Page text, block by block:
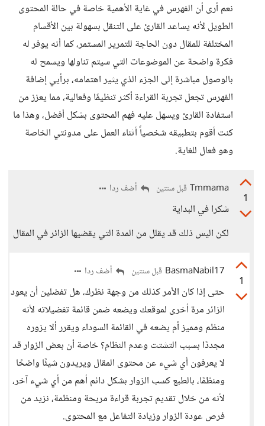
نعم أرى أن الفهرس في غاية الأهمية خاصة في حالة المحتوى
الطويل لأنه يساعد القارئ على التنقل بسهولة بين الأقسام
المختلفة للمقال دون الحاجة للتمرير المستمر، كما أنه يوفر له
فكرة واضحة عن الموضوعات التي سيتم تناولها ويسمح له
بالوصول مباشرة إلى الجزء الذي يثير اهتمامه، برأيي إضافة
الفهرس تجعل تجربة القراءة أكثر تنظيمًا وفعالية، مما يعزز من
استفادة القارئ ويسهل عليه فهم المحتوى بشكل أفضل، وهذا ما
كنت أقوم بتطبيقه شخصياً أثناء العمل على مدونتي الخاصة
وهو فعال للغاية.
1
Tmmama قبل سنتين أضف ردا
شكرا في البداية
لكن اليس ذلك قد يقلل من المدة التي يقضيها الزائر في المقال
1
BasmaNabil17 قبل سنتين أضف ردا
حتى إذا كان الأمر كذلك من وجهة نظرك، هل تفضلين أن يعود
الزائر مرة أخرى لموقعك ويضعه ضمن قائمة تفضيلاته لأنه
منظم ومميز أم يضعه في القائمة السوداء ويقرر ألا يزوره
مجددًا بسبب التشتت وعدم النظام؟ خاصة أن بعض الزوار قد
لا يعرفون أي شيء عن محتوى المقال ويريدون شيئًا واضحًا
ومنظمًا، بالطبع كسب الزوار بشكل دائم أهم من أي شيء آخر،
لأنه من خلال تقديم تجربة قراءة مريحة ومنظمة، نزيد من
فرص عودة الزوار وزيادة التفاعل مع المحتوى.